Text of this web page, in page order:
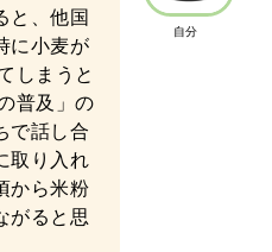
自分
と、他国
に小麦が
しまうと
普及」の
で話し合
取り入れ
から米粉
がると思